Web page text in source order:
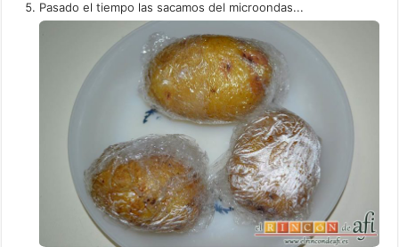
Pasado el tiempo las sacamos del microondas...